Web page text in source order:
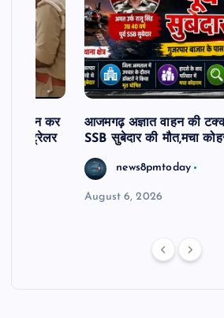
से दर्शन कर
खड़े ट्रेलर
आजमगढ़ अज्ञात वाहन की
SSB सुबेदार की मौत,मचा
news8pmtoday
August 6, 2026